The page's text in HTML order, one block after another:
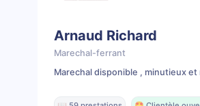
Arnaud Richard
Marechal-ferrant
Marechal disponible , minutieux